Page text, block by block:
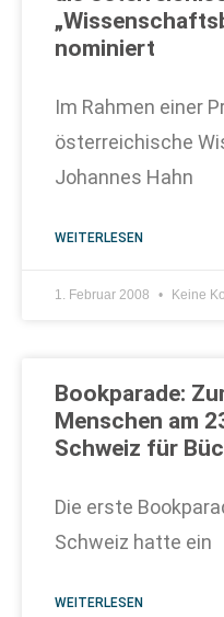
nominiert
Im Rahmen einer
österreichische
Johannes Hahn
WEITERLESEN
1. Februar 2008 Keine
Bookparade:
Menschen am
Schweiz für
Die erste
Schweiz hatte ein
WEITERLESEN